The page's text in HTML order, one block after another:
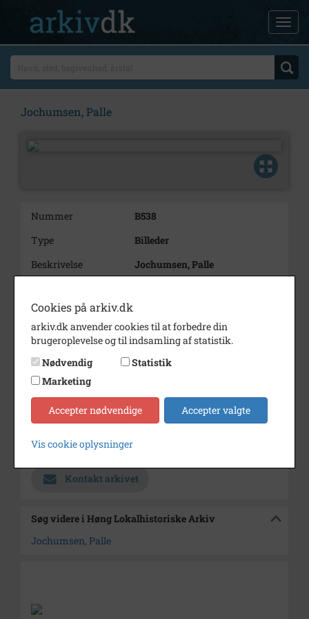
Jochumsen, Palle
Nummer
B538
Type
Billeder
Beskrivelse
Jochumsen, Palle
Dateringsnote
Fotograf
Ukendt
Se på kort
Type
Enhed
Finderup Sogn (Kalundborg
Kommune) (1000-2050)
Arkiv
Kontakt arkivet
Søg videre i Høng Lokalhistoriske Arkiv
Jochumsen, Palle
Cookies på arkiv.dk
arkiv.dk anvender cookies til at forbedre din
brugeroplevelse og til indsamling af statistik.
Nødvendig
Statistik
Marketing
Accepter nødvendige Accepter valgte
Vis cookie oplysninger